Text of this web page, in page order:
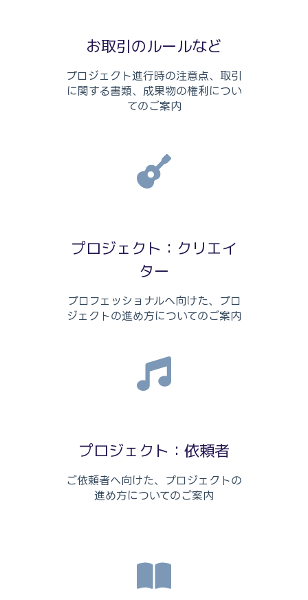
お取引のルールなど
プロジェクト進行時の注意点、取引
に関する書類、成果物の権利につい
てのご案内
プロジェクト：クリエイ
ター
プロフェッショナルへ向けた、プロ
ジェクトの進め方についてのご案内
プロジェクト：依頼者
ご依頼者へ向けた、プロジェクトの
進め方についてのご案内